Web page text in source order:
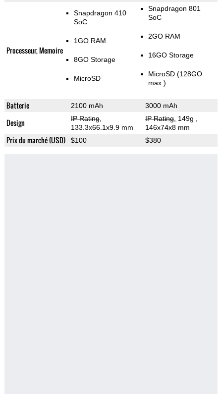
Processeur, Memoire
Snapdragon 410
SoC
1GO RAM
8GO Storage
MicroSD
Snapdragon 801
SoC
2GO RAM
16GO Storage
MicroSD (128GO
max.)
Batterie 2100 mAh 3000 mAh
Design IP Rating,
133.3x66.1x9.9 mm
IP Rating, 149g
146x74x8 mm
Prix du marché (USD) $100 $380